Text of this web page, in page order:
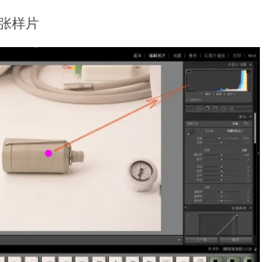
样片